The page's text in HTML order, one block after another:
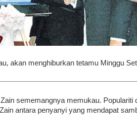
akan menghiburkan tetamu Minggu
sememangnya memukau. Populariti
antara penyanyi yang mendapat